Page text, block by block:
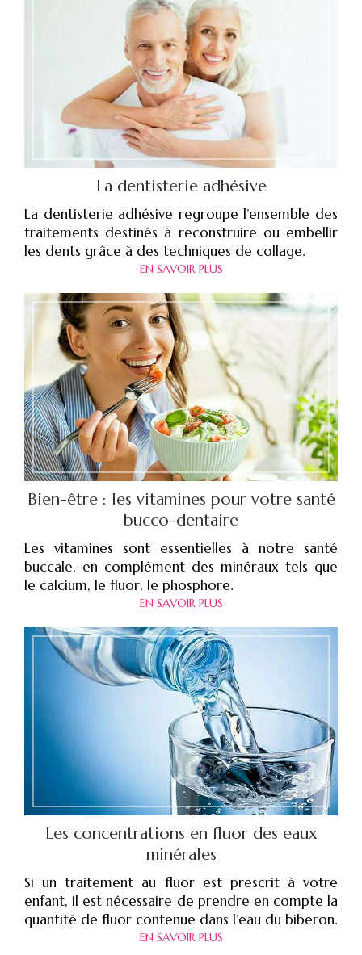
La dentisterie adhésive
La dentisterie adhésive regroupe l’ensemble des
traitements destinés à reconstruire ou embellir
les dents grâce à des techniques de collage.
EN SAVOIR PLUS
Bien-être : les vitamines pour votre santé
bucco-dentaire
Les vitamines sont essentielles à notre santé
buccale, en complément des minéraux tels que
le calcium, le fluor, le phosphore.
EN SAVOIR PLUS
Les concentrations en fluor des eaux
minérales
Si un traitement au fluor est prescrit à votre
enfant, il est nécessaire de prendre en compte la
quantité de fluor contenue dans l’eau du biberon.
EN SAVOIR PLUS